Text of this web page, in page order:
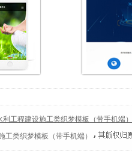
利工程建设施工类织梦模板（带手机端）
工类织梦模板（带手机端）